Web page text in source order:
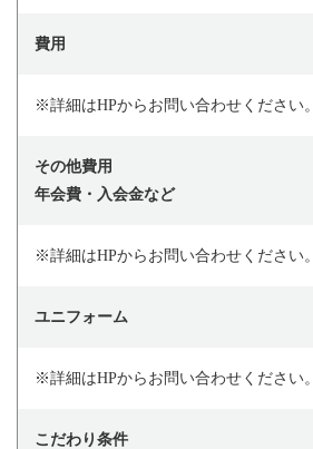
費用
※詳細はHPからお問い合わせください。
その他費用
年会費・入会金など
※詳細はHPからお問い合わせください。
ユニフォーム
※詳細はHPからお問い合わせください。
こだわり条件